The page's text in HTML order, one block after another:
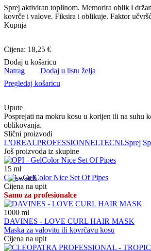
Sprej aktiviran toplinom. Memorira oblik i
kovrče i valove. Fiksira i oblikuje. Faktor
Kupnja
Cijena: 18,25 €
Dodaj u košaricu
Natrag
Dodaj u listu želja
Pregledaj košaricu
Upute
Posprejati na mokru kosu u korijen ili na suhu
oblikovanja.
Slični proizvodi
L'OREALPROFESSIONNELTECNI.Sprej
Još proizvoda iz skupine
15 ml
OPI - GelColor Nice Set Of Pipes
Cijena na upit
Samo za profesionalce
1000 ml
DAVINES - LOVE CURL HAIR MASK
Maska za valovitu ili kovrčavu kosu
Cijena na upit